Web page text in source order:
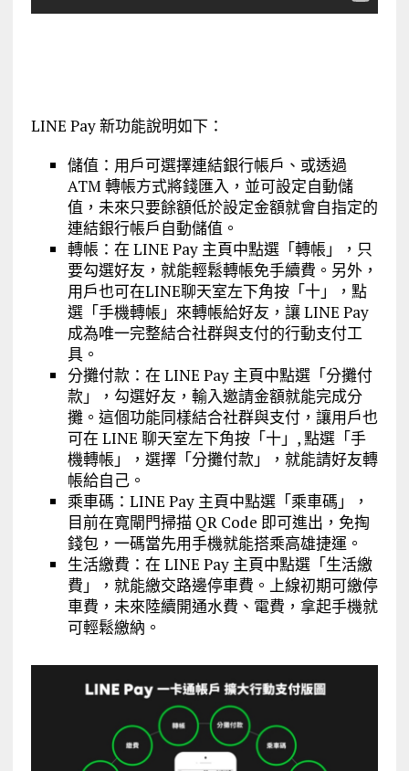
LINE Pay 新功能說明如下：
儲值：用戶可選擇連結銀行帳戶、或透過
ATM 轉帳方式將錢匯入，並可設定自動儲
值，未來只要餘額低於設定金額就會自指定的
連結銀行帳戶自動儲值。
轉帳：在 LINE Pay 主頁中點選「轉帳」，只
要勾選好友，就能輕鬆轉帳免手續費。另外，
用戶也可在LINE聊天室左下角按「十」，點
選「手機轉帳」來轉帳給好友，讓 LINE Pay
成為唯一完整結合社群與支付的行動支付工
具。
分攤付款：在 LINE Pay 主頁中點選「分攤付
款」，勾選好友，輸入邀請金額就能完成分
攤。這個功能同樣結合社群與支付，讓用戶也
可在 LINE 聊天室左下角按「十」, 點選「手
機轉帳」，選擇「分攤付款」，就能請好友轉
帳給自己。
乘車碼：LINE Pay 主頁中點選「乘車碼」，
目前在寬閘門掃描 QR Code 即可進出，免掏
錢包，一碼當先用手機就能搭乘高雄捷運。
生活繳費：在 LINE Pay 主頁中點選「生活繳
費」，就能繳交路邊停車費。上線初期可繳停
車費，未來陸續開通水費、電費，拿起手機就
可輕鬆繳納。